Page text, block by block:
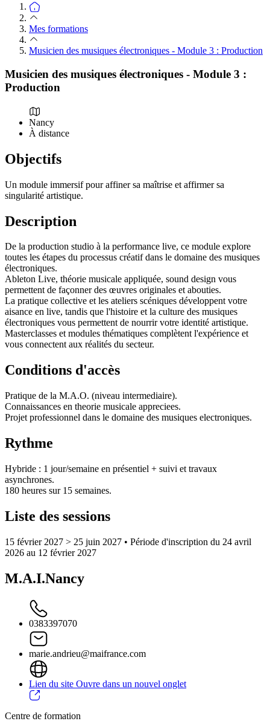
Mes formations
Musicien des musiques électroniques - Module 3 : Production
Musicien des musiques électroniques - Module 3 :
Production
Nancy
À distance
Objectifs
Un module immersif pour affiner sa maîtrise et affirmer sa
singularité artistique.
Description
De la production studio à la performance live, ce module explore
toutes les étapes du processus créatif dans le domaine des musiques
électroniques.
Ableton Live, théorie musicale appliquée, sound design vous
permettent de façonner des œuvres originales et abouties.
La pratique collective et les ateliers scéniques développent votre
aisance en live, tandis que l'histoire et la culture des musiques
électroniques vous permettent de nourrir votre identité artistique.
Masterclasses et modules thématiques complètent l'expérience et
vous connectent aux réalités du secteur.
Conditions d'accès
Pratique de la M.A.O. (niveau intermediaire).
Connaissances en theorie musicale appreciees.
Projet professionnel dans le domaine des musiques electroniques.
Rythme
Hybride : 1 jour/semaine en présentiel + suivi et travaux
asynchrones.
180 heures sur 15 semaines.
Liste des sessions
15 février 2027 > 25 juin 2027 • Période d'inscription du 24 avril
2026 au 12 février 2027
M.A.I.Nancy
0383397070
marie.andrieu@maifrance.com
Lien du site Ouvre dans un nouvel onglet
Centre de formation